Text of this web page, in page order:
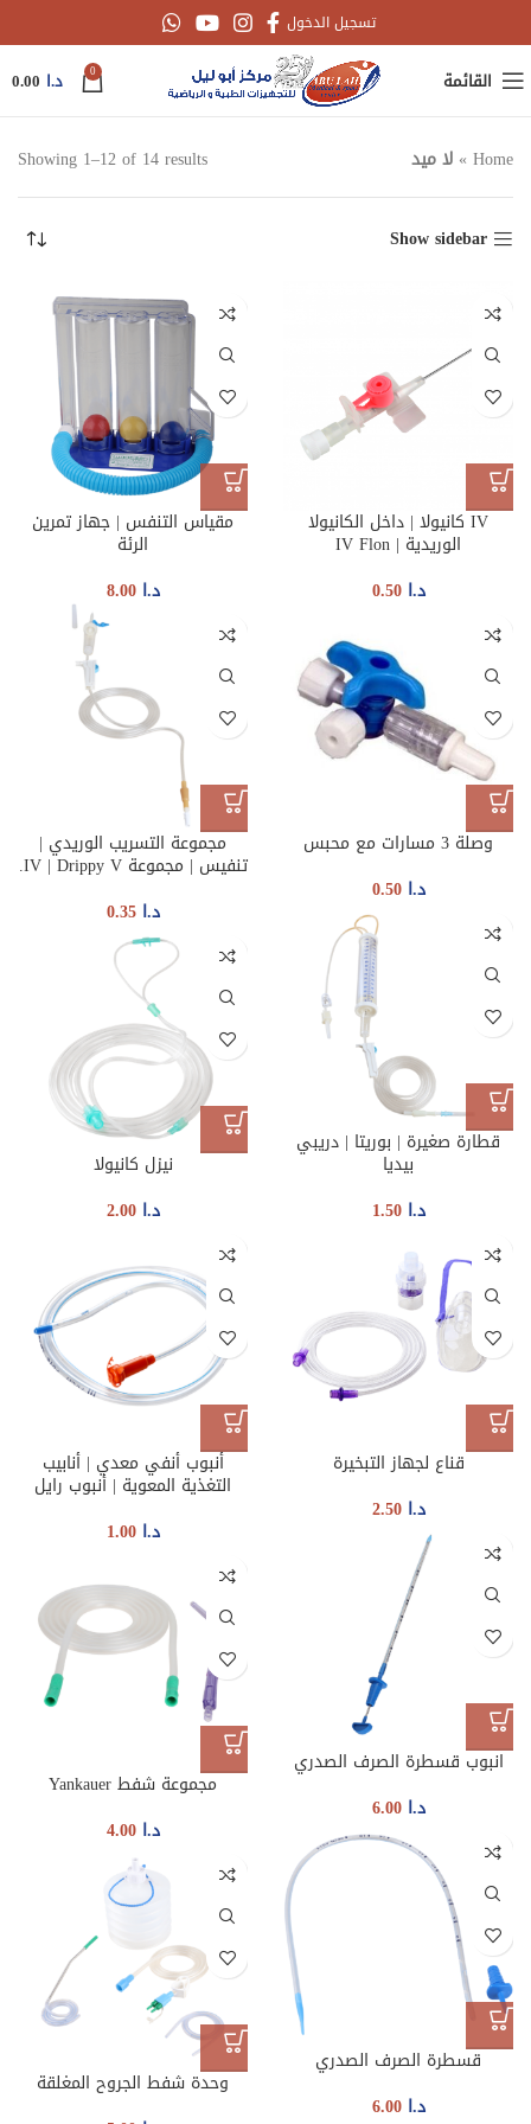
تسجيل الدخول
القائمة 0 د.ا 0.00
Home
» لا ميد Showing 1–12 of 14 results
Show sidebar
IV كانيولا | داخل الكانيولا
الوريدية | IV Flon
د.ا 0.50
مقياس التنفس | جهاز تمرين
الرئة
د.ا 8.00
وصلة 3 مسارات مع محبس
د.ا 0.50
مجموعة التسريب الوريدي |
تنفيس | مجموعة IV | Drippy V.
د.ا 0.35
قطارة صغيرة | بوريتا | دريبي
بيديا
د.ا 1.50
نيزل كانيولا
د.ا 2.00
قناع لجهاز التبخيرة
د.ا 2.50
أنبوب أنفي معدي | أنابيب
التغذية المعوية | أنبوب رايل
د.ا 1.00
انبوب قسطرة الصرف الصدري
د.ا 6.00
مجموعة شفط Yankauer
د.ا 4.00
قسطرة الصرف الصدري
د.ا 6.00
وحدة شفط الجروح المغلقة